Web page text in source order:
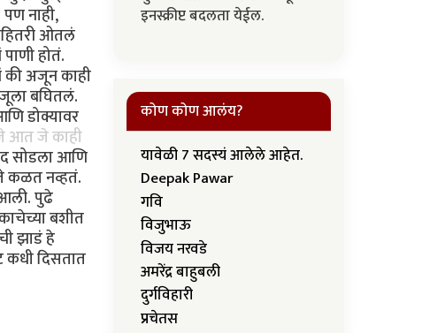
नाही,
ओतलं
होतं.
की अजून काही
बघितलं.
डोक्यावर
आत जे काही
सोडला आणि
कळत नव्हतं.
पुढे
बशीत
झाडं हे
दिसतात
इनस्क्रीप्ट बदलता येईल.
कोण कोण आलंय?
यावेळी 7 सदस्यं आलेले आहेत.
Deepak Pawar
गवि
विजुभाऊ
विजय नरवडे
अमरेंद्र बाहुबली
दुर्गविहारी
प्रचेतस